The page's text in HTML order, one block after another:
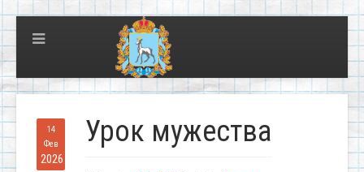
14
Фев
2026
Урок мужества